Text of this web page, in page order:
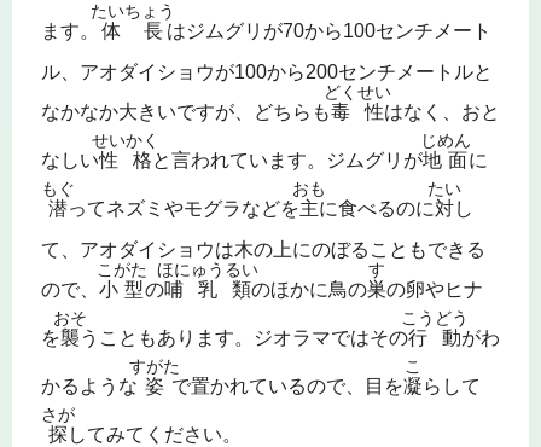
ます。 体長
たいちょう
はジムグリが70から100センチメート
ル、アオダイショウが100から200センチメートルと
なかなか大きいですが、どちらも毒性
どくせい
はなく、おと
なしい性格
せいかく
と言われています。ジムグリが地面
じめん
に
潜
もぐ
ってネズミやモグラなどを主
おも
に食べるのに対
たい
し
て、アオダイショウは木の上にのぼることもできる
ので、 小型
こがた
の哺乳類
ほにゅうるい
のほかに鳥の巣
す
の卵やヒナ
を襲
おそ
うこともあります。ジオラマではその行動
こうどう
がわ
かるような 姿
すがた
で置かれているので、目を凝
こ
らして
探
さが
してみてください。